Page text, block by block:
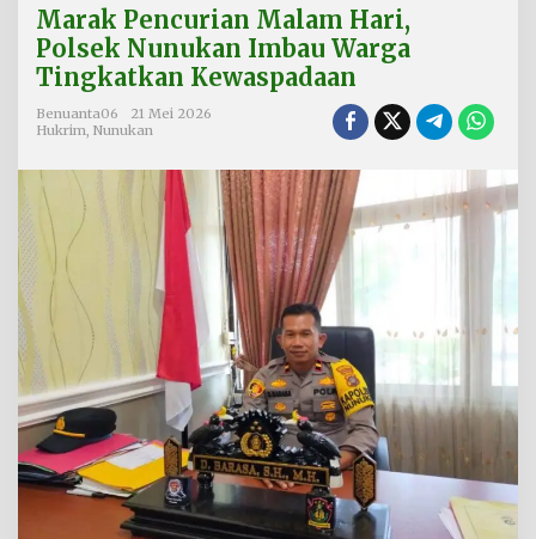
a
k
P
e
c
a
n
M
a
l
a
m
H
r
i
,
P
o
l
s
Marak Pencurian Malam Hari,
Polsek Nunukan Imbau Warga
Tingkatkan Kewaspadaan
Benuanta06
21 Mei 2026
Hukrim Nunukan